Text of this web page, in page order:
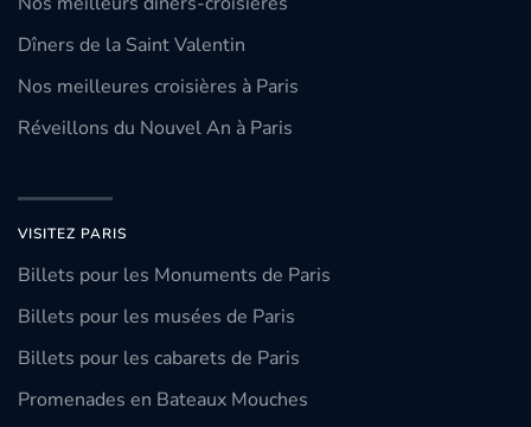
Dîners de la Saint Valentin
Nos meilleures croisières à Paris
Réveillons du Nouvel An à Paris
VISITEZ PARIS
Billets pour les Monuments de Paris
Billets pour les musées de Paris
Billets pour les cabarets de Paris
Promenades en Bateaux Mouches